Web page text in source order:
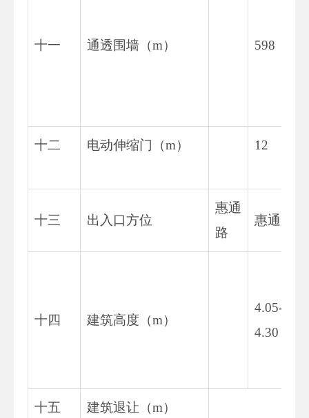
十一 通透围墙（m） 598
十二 电动伸缩门（m） 12
十三 出入口方位
惠通
路
惠通路
十四 建筑高度（m）
4.05-5
4.30
十五 建筑退让（m）